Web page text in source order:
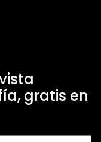
gratis en